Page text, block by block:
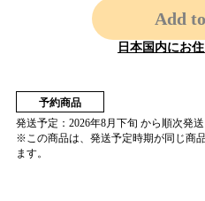
Add
日本国内にお
予約商品
発送予定：2026年8月下旬 から順次発送
※この商品は、発送予定時期が同じ商
ます。